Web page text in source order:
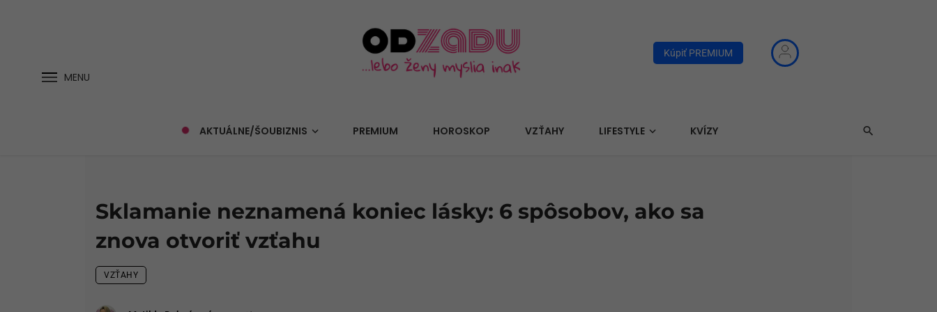
MENU
Kúpiť PREMIUM
AKTUÁLNE/ŠOUBIZNIS PREMIUM HOROSKOP VZŤAHY LIFESTYLE KVÍZY
Sklamanie neznamená koniec lásky: 6 spôsobov, ako sa
znova otvoriť vzťahu
VZŤAHY